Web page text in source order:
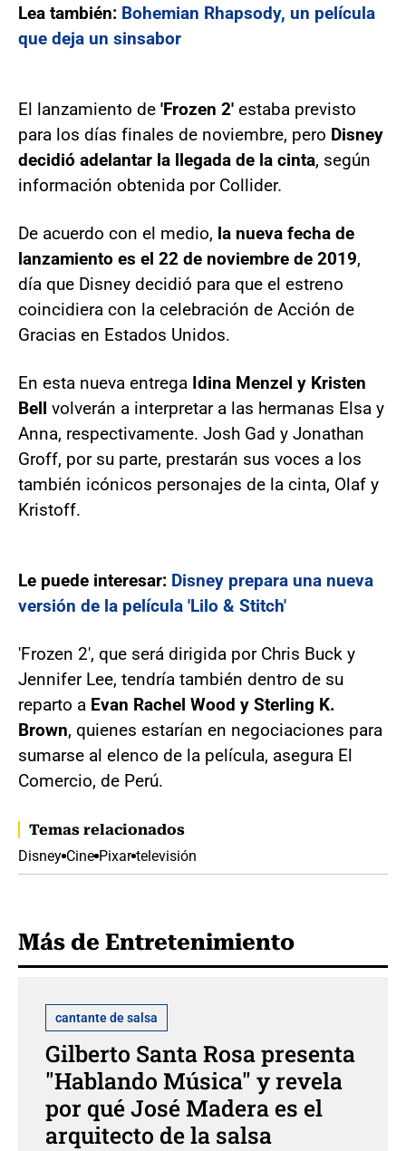
Lea también: Bohemian Rhapsody, un película
que deja un sinsabor
El lanzamiento de 'Frozen 2' estaba previsto
para los días finales de noviembre, pero Disney
decidió adelantar la llegada de la cinta, según
información obtenida por Collider.
De acuerdo con el medio, la nueva fecha de
lanzamiento es el 22 de noviembre de 2019,
día que Disney decidió para que el estreno
coincidiera con la celebración de Acción de
Gracias en Estados Unidos.
En esta nueva entrega Idina Menzel y Kristen
Bell volverán a interpretar a las hermanas Elsa y
Anna, respectivamente. Josh Gad y Jonathan
Groff, por su parte, prestarán sus voces a los
también icónicos personajes de la cinta, Olaf y
Kristoff.
Le puede interesar: Disney prepara una nueva
versión de la película 'Lilo & Stitch'
'Frozen 2', que será dirigida por Chris Buck y
Jennifer Lee, tendría también dentro de su
reparto a Evan Rachel Wood y Sterling K.
Brown, quienes estarían en negociaciones para
sumarse al elenco de la película, asegura El
Comercio, de Perú.
Temas relacionados
Disney Cine Pixar televisión
Más de Entretenimiento
cantante de salsa
Gilberto Santa Rosa presenta
"Hablando Música" y revela
por qué José Madera es el
arquitecto de la salsa